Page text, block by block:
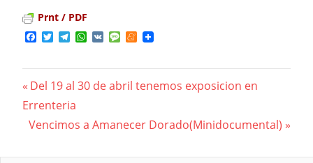
Prnt / PDF
Facebook
TwitterTelegram
WhatsApp
VK MessageMeneame
Navegación
de
Previous
Post:
Del 19 al 30 de abril tenemos exposicion en
Errenteria
Next
Vencimos a Amanecer Dorado(Minidocumental)